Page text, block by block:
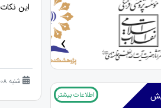
‹
اطلاعات بیشتر
این
شنبه 08 آذر 1404 (8 ماه قبل )